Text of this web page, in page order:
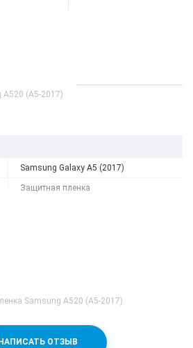
(A5-2017)
Samsung Galaxy A5 (2017)
Защитная пленка
Samsung A520 (A5-2017)
НАПИСАТЬ ОТЗЫВ